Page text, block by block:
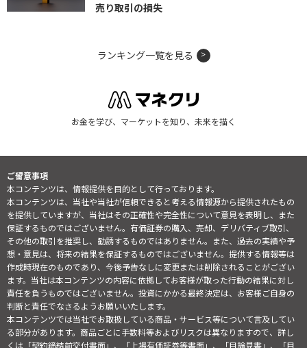
売り取引の損失
ランキング一覧を見る
お金を学び、マーケットを知り、未来を描く
ご留意事項
本コンテンツは、情報提供を目的として行っております。
本コンテンツは、当社や当社が信頼できると考える情報源から提供されたもの
を提供していますが、当社はその正確性や完全性について意見を表明し、また
保証するものではございません。有価証券の購入、売却、デリバティブ取引、
その他の取引を推奨し、勧誘するものではありません。また、過去の実績や予
想・意見は、将来の結果を保証するものではございません。提供する情報等は
作成時現在のものであり、今後予告なしに変更または削除されることがござい
ます。当社は本コンテンツの内容に依拠してお客様が取った行動の結果に対し
責任を負うものではございません。投資にかかる最終決定は、お客様ご自身の
判断と責任でなさるようお願いいたします。
本コンテンツでは当社でお取扱している商品・サービス等について言及してい
る部分があります。商品ごとに手数料等およびリスクは異なりますので、詳し
くは「契約締結前交付書面」、「上場有価証券等書面」、「目論見書」、「目